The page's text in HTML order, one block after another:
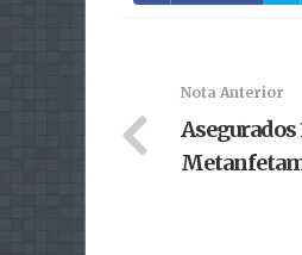
Nota Anterior
Asegurados